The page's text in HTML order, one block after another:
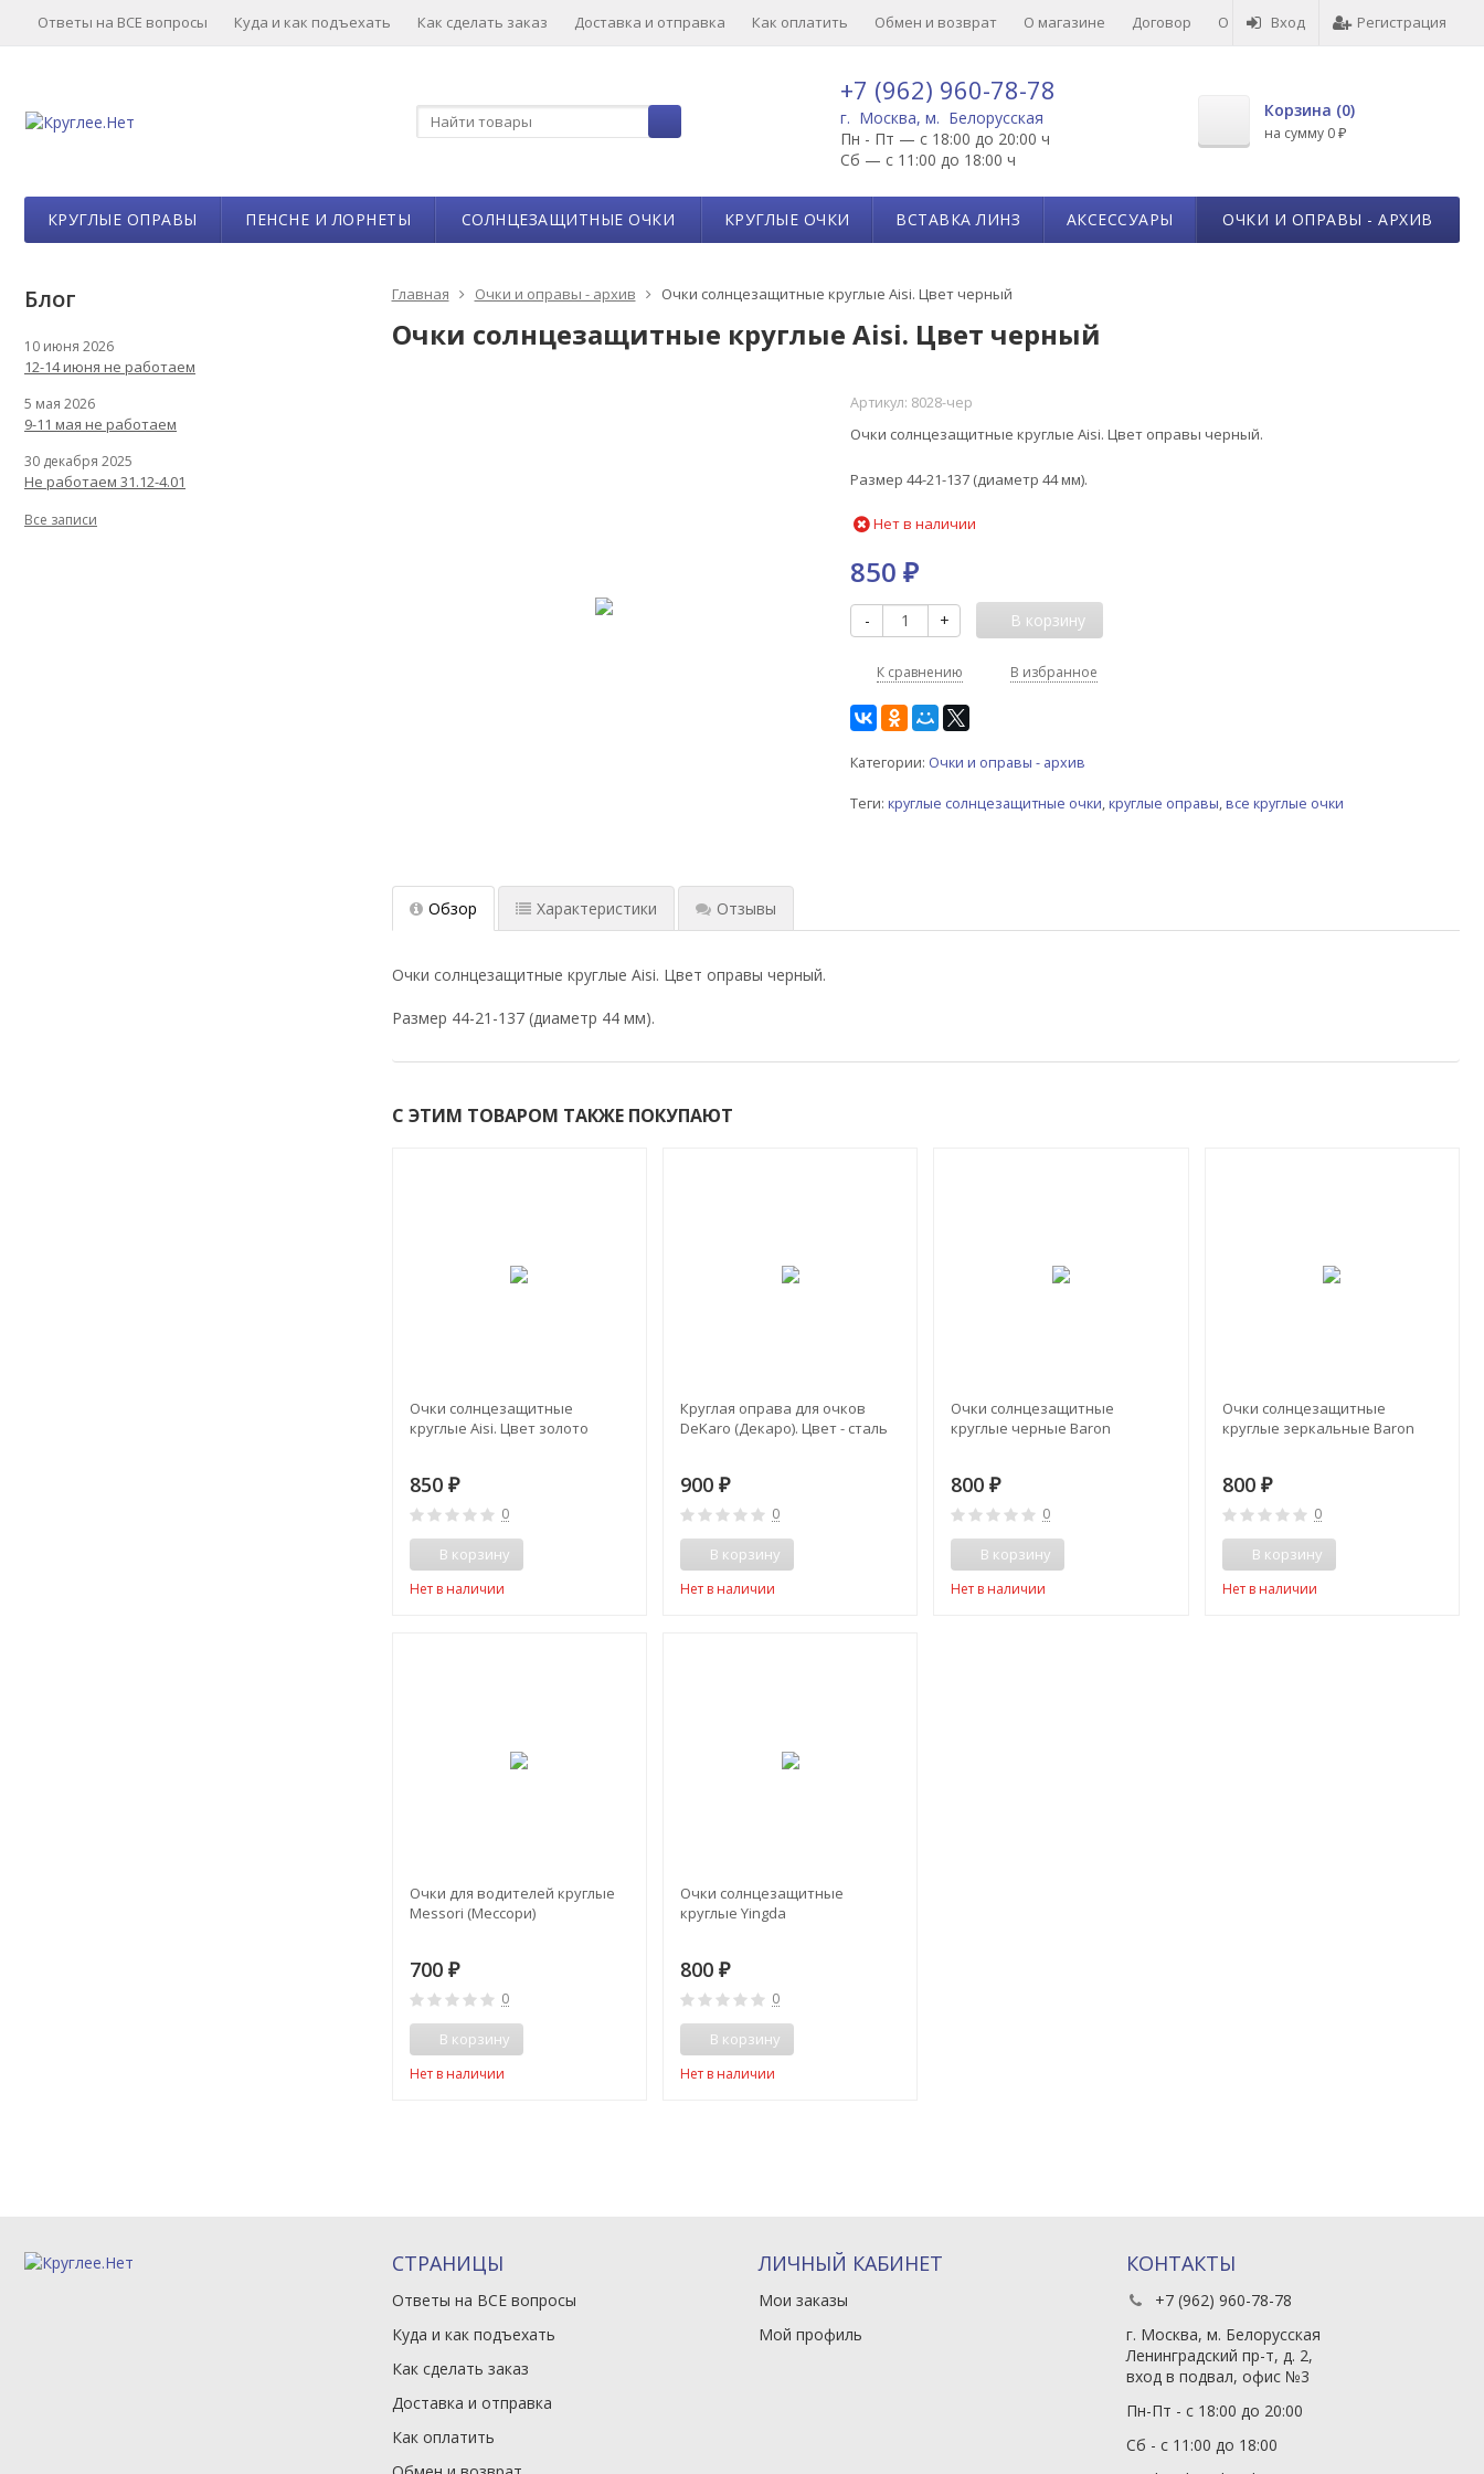
Вход Регистрация
Ответы на ВСЕ вопросы Куда и как подъехать Как сделать заказ Доставка и отправка Как оплатить Обмен и возврат О магазине Договор О товарах Отзывы
+7 (962) 960-78-78
г. Москва, м. Белорусская
Пн - Пт — с 18:00 до 20:00 ч
Сб — с 11:00 до 18:00 ч
Корзина (0)
на сумму 0 ₽
КРУГЛЫЕ ОПРАВЫ ПЕНСНЕ И ЛОРНЕТЫ СОЛНЦЕЗАЩИТНЫЕ ОЧКИ КРУГЛЫЕ ОЧКИ ВСТАВКА ЛИНЗ АКСЕССУАРЫ ОЧКИ И ОПРАВЫ - АРХИВ
Главная Очки и оправы - архив Очки солнцезащитные круглые Aisi. Цвет черный
Очки солнцезащитные круглые Aisi. Цвет черный
Артикул: 8028-чер
Очки солнцезащитные круглые Aisi. Цвет оправы черный.
Размер 44-21-137 (диаметр 44 мм).
Нет в наличии
850₽
- + В корзину
К сравнению В избранное
Категории: Очки и оправы - архив
Теги:круглые солнцезащитные очки,круглые оправы,все круглые очки
Обзор Характеристики Отзывы
Очки солнцезащитные круглые Aisi. Цвет оправы черный.
Размер 44-21-137 (диаметр 44 мм).
С ЭТИМ ТОВАРОМ ТАКЖЕ ПОКУПАЮТ
Очки солнцезащитные
круглые Aisi. Цвет золото
850 ₽
0
В корзину
Нет в наличии
Круглая оправа для очков
DeKaro (Декаро). Цвет - сталь
900 ₽
0
В корзину
Нет в наличии
Очки солнцезащитные
круглые черные Baron
800₽
0
В корзину
Нет в наличии
Очки солнцезащитные
круглые зеркальные Baron
800 ₽
0
В корзину
Нет в наличии
Очки для водителей круглые
Messori (Мессори)
700 ₽
0
В корзину
Нет в наличии
Очки солнцезащитные
круглые Yingda
800 ₽
0
В корзину
Нет в наличии
Блог
10 июня 2026
12-14 июня не работаем
5 мая 2026
9-11 мая не работаем
30 декабря 2025
Не работаем 31.12-4.01
Все записи
СТРАНИЦЫ
Ответы на ВСЕ вопросы
Куда и как подъехать
Как сделать заказ
Доставка и отправка
Как оплатить
ЛИЧНЫЙ КАБИНЕТ
Мои заказы
Мой профиль
КОНТАКТЫ
+7 (962) 960-78-78
г. Москва, м. Белорусская
Ленинградский пр-т, д. 2,
вход в подвал, офис №3
Пн-Пт - с 18:00 до 20:00
Сб - с 11:00 до 18:00